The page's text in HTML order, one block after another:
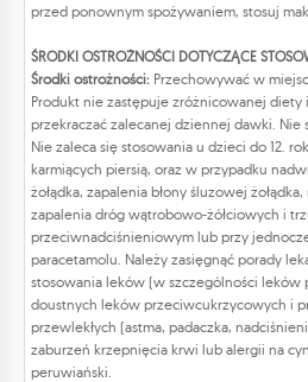
przed ponownym spożywaniem, stosuj
ŚRODKI OSTROŻNOŚCI DOTYCZĄCE
Środki ostrożności: Przechowywać w
Produkt nie zastępuje zróżnicowanej
przekraczać zalecanej dziennej dawki. Nie
Nie zaleca się stosowania u dzieci do 12.
karmiących piersią, oraz w przypadku
żołądka, zapalenia błony śluzowej
zapalenia dróg wątrobowo-żółciowych i
przeciwnadciśnieniowym lub przy
paracetamolu. Należy zasięgnąć porady
stosowania leków (w szczególności leków
doustnych leków przeciwcukrzycowych i
przewlekłych (astma, padaczka,
zaburzeń krzepnięcia krwi lub alergii na
peruwiański.